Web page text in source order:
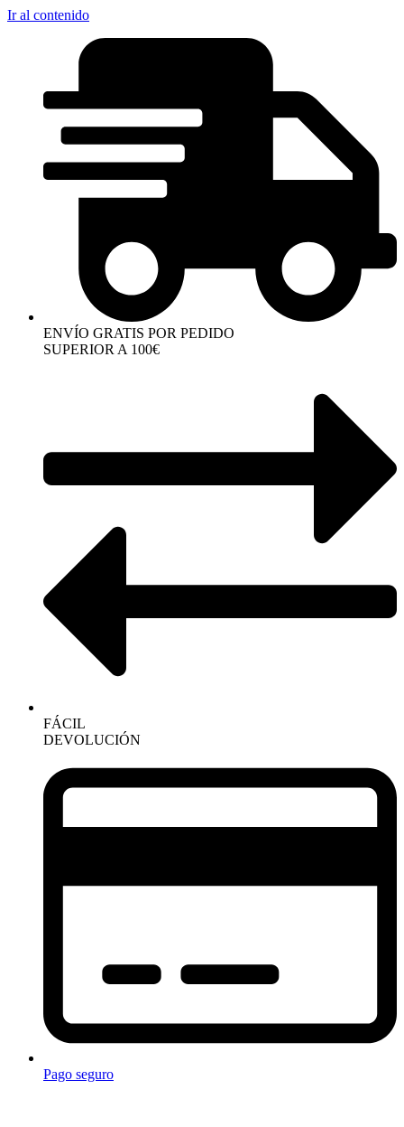
Ir al contenido
ENVÍO GRATIS POR PEDIDO
SUPERIOR A 100€
FÁCIL
DEVOLUCIÓN
Pago seguro